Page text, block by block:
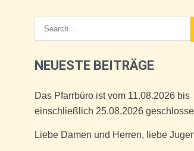
NEUESTE BEITRÄGE
Das Pfarrbüro ist vom 11.08.2026 bis
einschließlich 25.08.2026
Liebe Damen und Herren, liebe